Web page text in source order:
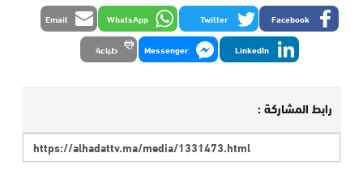
Facebook
Twitter
WhatsApp
Email
LinkedIn
Messenger طباعة
رابط المشاركة :